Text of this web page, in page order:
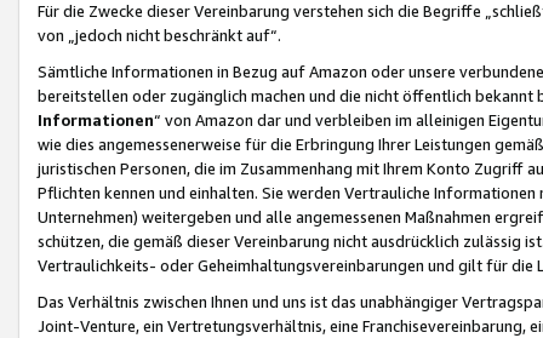
Für die Zwecke dieser Vereinbarung verstehen sich die Begriffe
von „jedoch nicht beschränkt auf“.
Sämtliche Informationen in Bezug auf Amazon oder unsere
bereitstellen oder zugänglich machen und die nicht öffentlich
Informationen“ von Amazon dar und verbleiben im alleinigen
wie dies angemessenerweise für die Erbringung Ihrer Leistungen
juristischen Personen, die im Zusammenhang mit Ihrem Konto
Pflichten kennen und einhalten. Sie werden Vertrauliche
Unternehmen) weitergeben und alle angemessenen Maßnahmen
schützen, die gemäß dieser Vereinbarung nicht ausdrücklich zulässig
Vertraulichkeits- oder Geheimhaltungsvereinbarungen und gilt für die
Das Verhältnis zwischen Ihnen und uns ist das unabhängiger
Joint-Venture, ein Vertretungsverhältnis, eine Franchisevereinbarung,